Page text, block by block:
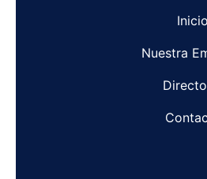
Inicio
Nuestra